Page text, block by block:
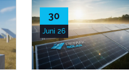
30
Juni 26